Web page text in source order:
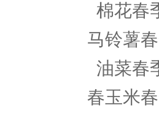
棉花春
马铃薯
油菜春
春玉米